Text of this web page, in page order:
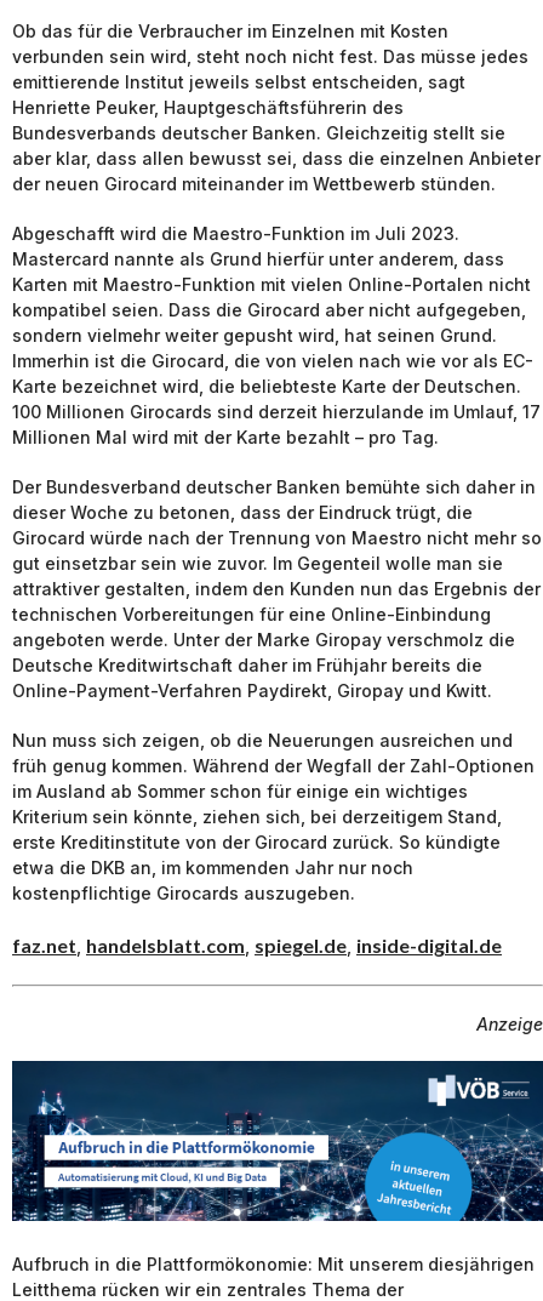
Ob das für die Verbraucher im Einzelnen mit Kosten
verbunden sein wird, steht noch nicht fest. Das müsse jedes
emittierende Institut jeweils selbst entscheiden, sagt
Henriette Peuker, Hauptgeschäftsführerin des
Bundesverbands deutscher Banken. Gleichzeitig stellt sie
aber klar, dass allen bewusst sei, dass die einzelnen Anbieter
der neuen Girocard miteinander im Wettbewerb stünden.
Abgeschafft wird die Maestro-Funktion im Juli 2023.
Mastercard nannte als Grund hierfür unter anderem, dass
Karten mit Maestro-Funktion mit vielen Online-Portalen nicht
kompatibel seien. Dass die Girocard aber nicht aufgegeben,
sondern vielmehr weiter gepusht wird, hat seinen Grund.
Immerhin ist die Girocard, die von vielen nach wie vor als EC-
Karte bezeichnet wird, die beliebteste Karte der Deutschen.
100 Millionen Girocards sind derzeit hierzulande im Umlauf, 17
Millionen Mal wird mit der Karte bezahlt – pro Tag.
Der Bundesverband deutscher Banken bemühte sich daher in
dieser Woche zu betonen, dass der Eindruck trügt, die
Girocard würde nach der Trennung von Maestro nicht mehr so
gut einsetzbar sein wie zuvor. Im Gegenteil wolle man sie
attraktiver gestalten, indem den Kunden nun das Ergebnis der
technischen Vorbereitungen für eine Online-Einbindung
angeboten werde. Unter der Marke Giropay verschmolz die
Deutsche Kreditwirtschaft daher im Frühjahr bereits die
Online-Payment-Verfahren Paydirekt, Giropay und Kwitt.
Nun muss sich zeigen, ob die Neuerungen ausreichen und
früh genug kommen. Während der Wegfall der Zahl-Optionen
im Ausland ab Sommer schon für einige ein wichtiges
Kriterium sein könnte, ziehen sich, bei derzeitigem Stand,
erste Kreditinstitute von der Girocard zurück. So kündigte
etwa die DKB an, im kommenden Jahr nur noch
kostenpflichtige Girocards auszugeben.
faz.net, handelsblatt.com, spiegel.de, inside-digital.de
Anzeige
Aufbruch in die Plattformökonomie: Mit unserem diesjährigen
Leitthema rücken wir ein zentrales Thema der